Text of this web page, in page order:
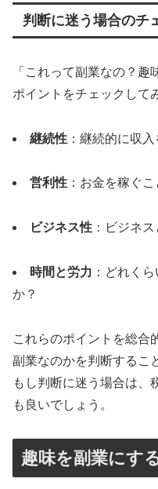
判断に迷う場合のチ
「これって副業なの？
ポイントをチェックして
継続性 ：継続的に収
営利性 ：お金を稼ぐ
ビジネス性 ：ビジネ
時間と労力 ：どれく
か？
これらのポイントを総合
副業なのかを判断するこ
もし判断に迷う場合は、
も良いでしょう。
趣味を副業にす